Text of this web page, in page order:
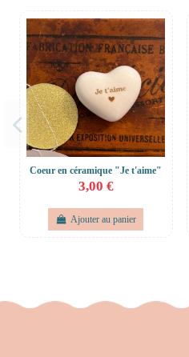
Coeur en céramique "Je t'aime"
3,00 €
Ajouter au panier